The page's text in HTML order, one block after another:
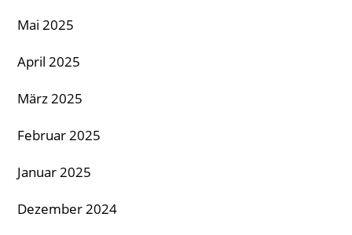
Mai 2025
April 2025
März 2025
Februar 2025
Januar 2025
Dezember 2024